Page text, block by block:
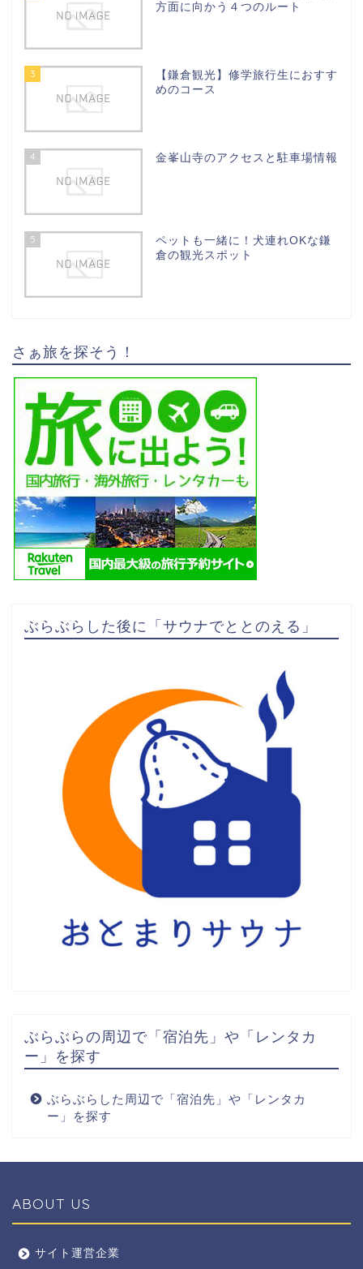
方面に向かう４つのルート
3
【鎌倉観光】修学旅行生におすす
めのコース
4 金峯山寺のアクセスと駐車場情報
5
ペットも一緒に！犬連れOKな鎌
倉の観光スポット
さぁ旅を探そう！
ぶらぶらした後に「サウナでととのえる」
ぶらぶらの周辺で「宿泊先」や「レンタカ
ー」を探す
ぶらぶらした周辺で「宿泊先」や「レンタカ
ー」を探す
ABOUT US
サイト運営企業